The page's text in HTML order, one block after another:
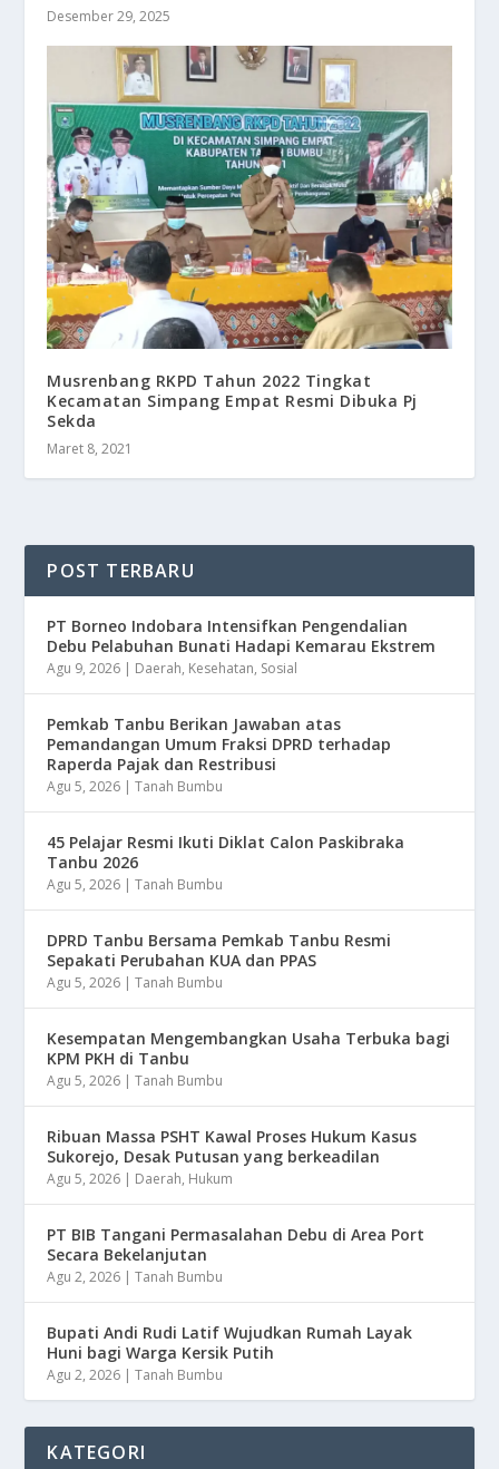
Desember 29, 2025
Musrenbang RKPD Tahun 2022 Tingkat
Kecamatan Simpang Empat Resmi Dibuka Pj
Sekda
Maret 8, 2021
POST TERBARU
​PT Borneo Indobara Intensifkan Pengendalian
Debu Pelabuhan Bunati Hadapi Kemarau Ekstrem
Agu 9, 2026 | Daerah, Kesehatan, Sosial
Pemkab Tanbu Berikan Jawaban atas
Pemandangan Umum Fraksi DPRD terhadap
Raperda Pajak dan Restribusi
Agu 5, 2026 |Tanah Bumbu
45 Pelajar Resmi Ikuti Diklat Calon Paskibraka
Tanbu 2026
Agu 5, 2026 |Tanah Bumbu
DPRD Tanbu Bersama Pemkab Tanbu Resmi
Sepakati Perubahan KUA dan PPAS
Agu 5, 2026 |Tanah Bumbu
Kesempatan Mengembangkan Usaha Terbuka bagi
KPM PKH di Tanbu
Agu 5, 2026 |Tanah Bumbu
Ribuan Massa PSHT Kawal Proses Hukum Kasus
Sukorejo, Desak Putusan yang berkeadilan
Agu 5, 2026 | Daerah, Hukum
PT BIB Tangani Permasalahan Debu di Area Port
Secara Bekelanjutan
Agu 2, 2026 |Tanah Bumbu
Bupati Andi Rudi Latif Wujudkan Rumah Layak
Huni bagi Warga Kersik Putih
Agu 2, 2026 |Tanah Bumbu
KATEGORI